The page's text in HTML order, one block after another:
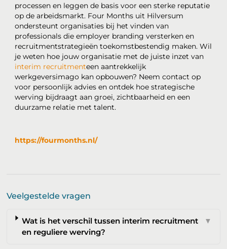
processen en leggen de basis voor een sterke reputatie
op de arbeidsmarkt. Four Months uit Hilversum
ondersteunt organisaties bij het vinden van
professionals die employer branding versterken en
recruitmentstrategieën toekomstbestendig maken. Wil
je weten hoe jouw organisatie met de juiste inzet van
interim recruitmenteen aantrekkelijk
werkgeversimago kan opbouwen? Neem contact op
voor persoonlijk advies en ontdek hoe strategische
werving bijdraagt aan groei, zichtbaarheid en een
duurzame relatie met talent.
https://fourmonths.nl/
Veelgestelde vragen
Wat is het verschil tussen interim recruitment
en reguliere werving?
▼